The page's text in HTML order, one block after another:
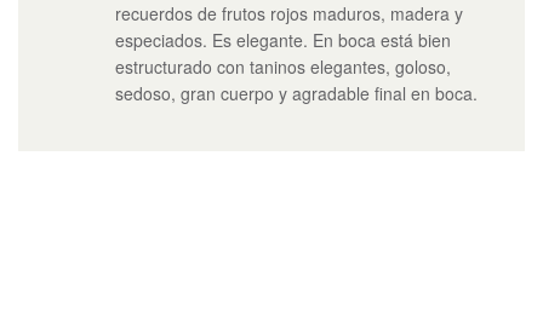
recuerdos de frutos rojos maduros, madera y
especiados. Es elegante. En boca está bien
estructurado con taninos elegantes, goloso,
sedoso, gran cuerpo y agradable final en boca.